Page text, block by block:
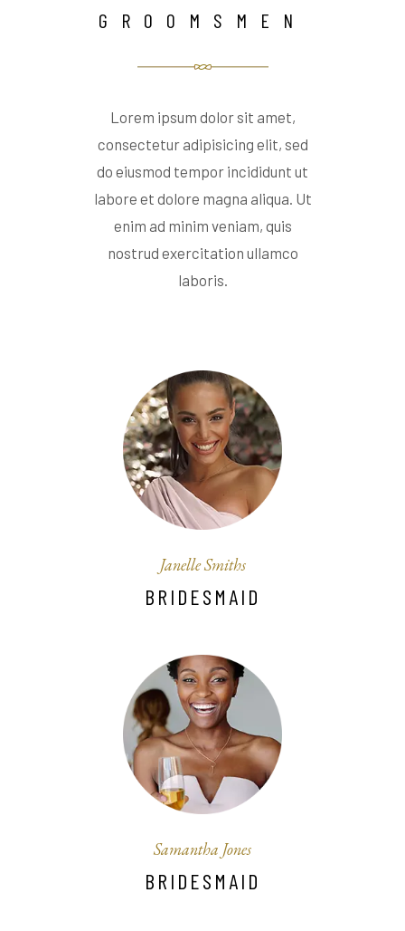
GROOMSMEN
Lorem ipsum dolor sit amet,
consectetur adipisicing elit, sed
do eiusmod tempor incididunt ut
labore et dolore magna aliqua. Ut
enim ad minim veniam, quis
nostrud exercitation ullamco
laboris.
Janelle Smiths
BRIDESMAID
Samantha Jones
BRIDESMAID